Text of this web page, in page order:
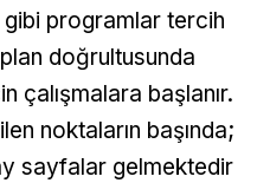
programlar tercih
doğrultusunda
çalışmalara başlanır.
noktaların başında;
sayfalar gelmektedir